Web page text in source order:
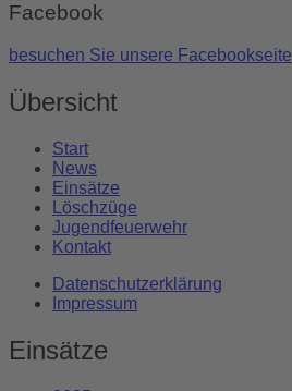
Facebook
besuchen Sie unsere Facebookseite
Übersicht
Start
News
Einsätze
Löschzüge
Jugendfeuerwehr
Kontakt
Datenschutzerklärung
Impressum
Einsätze